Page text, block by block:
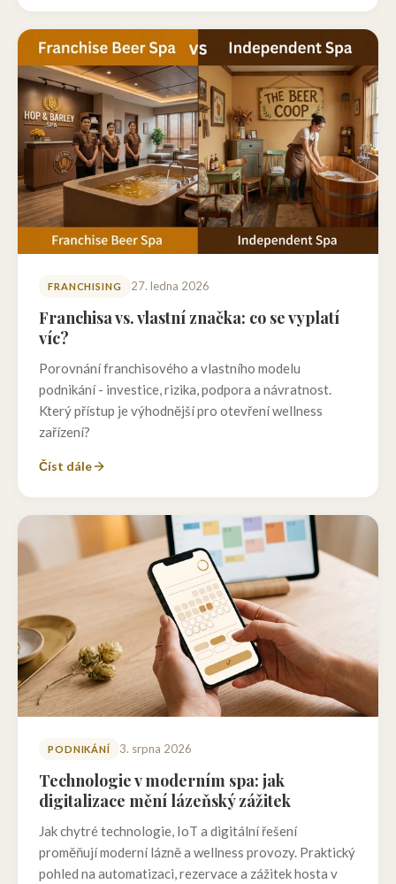
FRANCHISING 27. ledna 2026
Franchisa vs. vlastní značka: co se vyplatí
víc?
Porovnání franchisového a vlastního modelu
podnikání - investice, rizika, podpora a návratnost.
Který přístup je výhodnější pro otevření wellness
zařízení?
Číst dále
PODNIKÁNÍ 3. srpna 2026
Technologie v moderním spa: jak
digitalizace mění lázeňský zážitek
Jak chytré technologie, IoT a digitální řešení
proměňují moderní lázně a wellness provozy. Praktický
pohled na automatizaci, rezervace a zážitek hosta v